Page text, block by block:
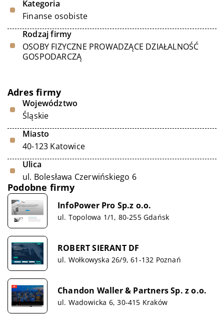
Kategoria
Finanse osobiste
Rodzaj firmy
OSOBY FIZYCZNE PROWADZĄCE DZIAŁALNOŚĆ
GOSPODARCZĄ
Adres firmy
Województwo
Śląskie
Miasto
40-123 Katowice
Ulica
ul. Bolesława Czerwińskiego 6
Podobne firmy
InfoPower Pro Sp.z o.o.
ul. Topolowa 1/1, 80-255 Gdańsk
ROBERT SIERANT DF
ul. Wołkowyska 26/9, 61-132 Poznań
Chandon Waller & Partners Sp. z o.o.
ul. Wadowicka 6, 30-415 Kraków